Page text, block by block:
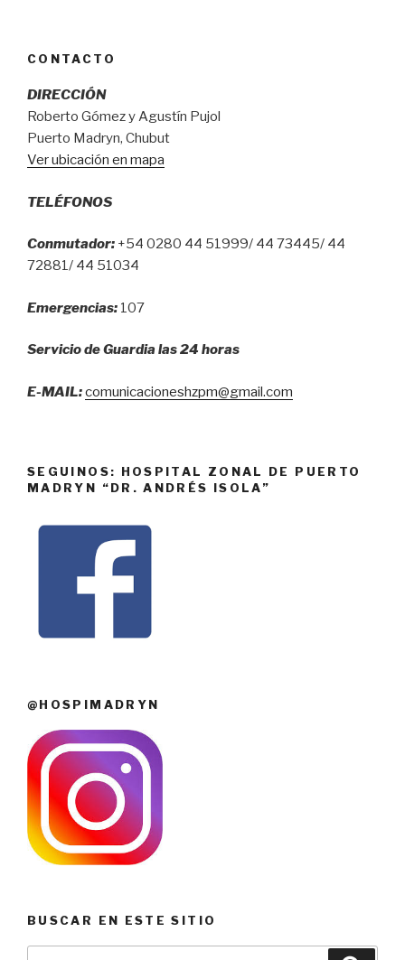
familias
bebés
CONTACTO
DIRECCIÓN
Roberto Gómez y Agustín Pujol
Puerto Madryn, Chubut
Ver ubicación en mapa
TELÉFONOS
Conmutador: +54 0280 44 51999/ 44 73445/ 44
72881/ 44 51034
Emergencias: 107
Servicio de Guardia las 24 horas
E-MAIL:comunicacioneshzpm@gmail.com
SEGUINOS: HOSPITAL ZONAL DE PUERTO
MADRYN “DR. ANDRÉS ISOLA”
@HOSPIMADRYN
BUSCAR EN ESTE SITIO